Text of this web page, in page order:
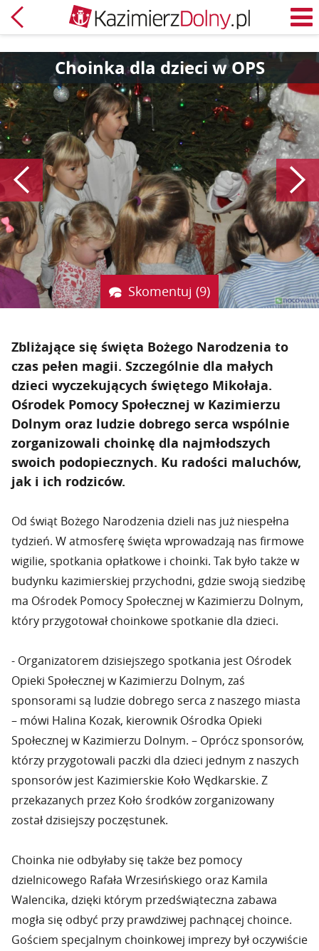
Powrót
Choinka dla dzieci w OPS
Poprzedni
Skomentuj (9)
Zbliżające się święta Bożego Narodzenia to
czas pełen magii. Szczególnie dla małych
dzieci wyczekujących świętego Mikołaja.
Ośrodek Pomocy Społecznej w Kazimierzu
Dolnym oraz ludzie dobrego serca wspólnie
zorganizowali choinkę dla najmłodszych
swoich podopiecznych. Ku radości maluchów,
jak i ich rodziców.
Od świąt Bożego Narodzenia dzieli nas już niespełna
tydzień. W atmosferę święta wprowadzają nas firmowe
wigilie, spotkania opłatkowe i choinki. Tak było także w
budynku kazimierskiej przychodni, gdzie swoją siedzibę
ma Ośrodek Pomocy Społecznej w Kazimierzu Dolnym,
który przygotował choinkowe spotkanie dla dzieci.
- Organizatorem dzisiejszego spotkania jest Ośrodek
Opieki Społecznej w Kazimierzu Dolnym, zaś
sponsorami są ludzie dobrego serca z naszego miasta
– mówi Halina Kozak, kierownik Ośrodka Opieki
Społecznej w Kazimierzu Dolnym. – Oprócz sponsorów,
którzy przygotowali paczki dla dzieci jednym z naszych
sponsorów jest Kazimierskie Koło Wędkarskie. Z
przekazanych przez Koło środków zorganizowany
został dzisiejszy poczęstunek.
Choinka nie odbyłaby się także bez pomocy
dzielnicowego Rafała Wrzesińskiego oraz Kamila
Walencika, dzięki którym przedświąteczna zabawa
mogła się odbyć przy prawdziwej pachnącej choince.
Gościem specjalnym choinkowej imprezy był oczywiście